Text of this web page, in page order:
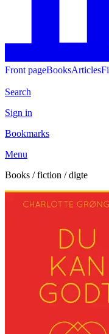
Front pageBooksArticles
Search
Sign in
Bookmarks
Menu
Books / fiction / digte